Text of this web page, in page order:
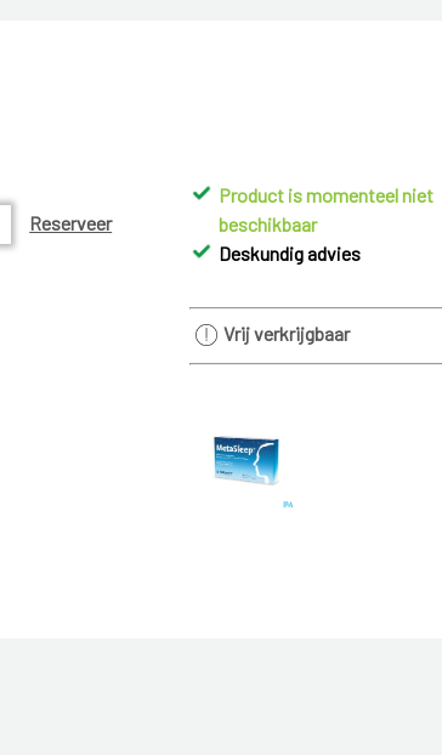
Reserveer
Product is momenteel niet
beschikbaar
Deskundig advies
Vrij verkrijgbaar